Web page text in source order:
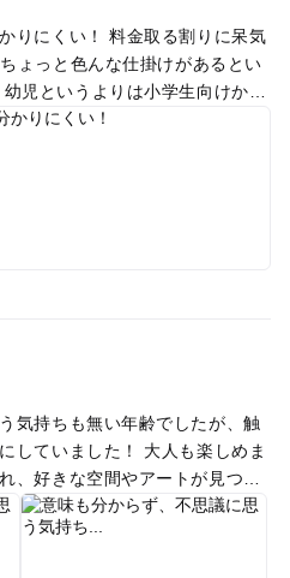
金取る割りに呆気
気持ちも無い年齢でしたが、触
していました！ 大人も楽しめま
、好きな空間やアートが見つか
います！ 子どもが興味がないと
かからず回れてしまいまし